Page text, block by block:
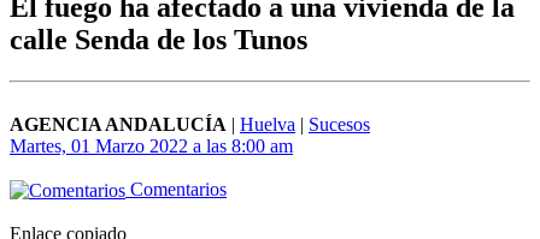
El fuego ha afectado a una vivienda de la
calle Senda de los Tunos
AGENCIA ANDALUCÍA | Huelva | Sucesos
Martes, 01 Marzo 2022 a las 8:00 am
Comentarios
Enlace copiado